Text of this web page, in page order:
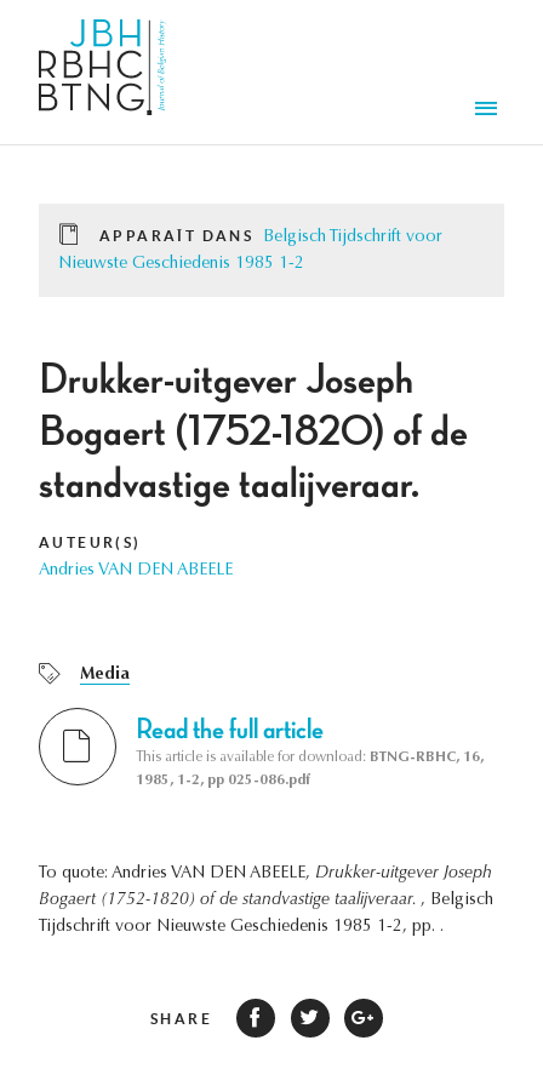
APPARAÎT DANS
Belgisch Tijdschrift voor
Nieuwste Geschiedenis 1985 1-2
Drukker-uitgever Joseph
Bogaert (1752-1820) of de
standvastige taalijveraar.
AUTEUR(S)
Andries VAN DEN ABEELE
Media
Read the full article
This article is available for download: BTNG-RBHC, 16,
1985, 1-2, pp 025-086.pdf
To quote: Andries VAN DEN ABEELE, Drukker-uitgever Joseph
Bogaert (1752-1820) of de standvastige taalijveraar. , Belgisch
Tijdschrift voor Nieuwste Geschiedenis 1985 1-2, pp. .
SHARE